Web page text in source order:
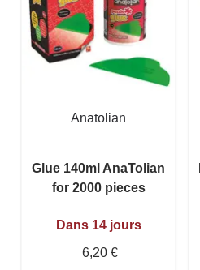
Anatolian
Glue 140ml AnaTolian
for 2000 pieces
Dans 14 jours
6,20 €